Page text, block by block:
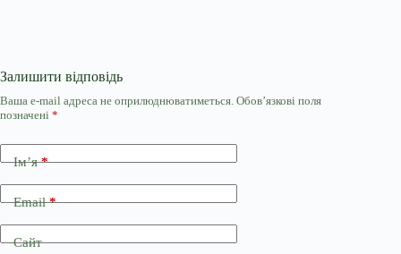
Залишити відповідь
Ваша e-mail адреса не оприлюднюватиметься. Обов’язкові поля
позначені *
Ім’я*
Email*
Сайт